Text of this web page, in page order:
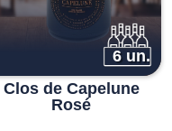
6 un.
Clos de Capelune
Rosé